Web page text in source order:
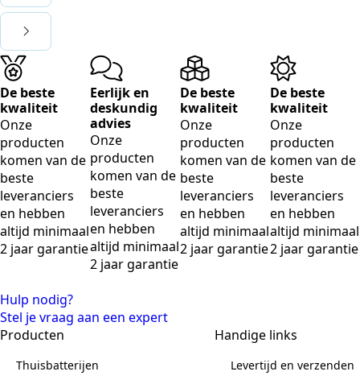
De beste
kwaliteit
Onze
producten
komen van de
beste
leveranciers
en hebben
altijd minimaal
2 jaar garantie
Eerlijk en
deskundig
advies
Onze
producten
komen van de
beste
leveranciers
en hebben
altijd minimaal
2 jaar garantie
De beste
kwaliteit
Onze
producten
komen van de
beste
leveranciers
en hebben
altijd minimaal
2 jaar garantie
De beste
kwaliteit
Onze
producten
komen van de
beste
leveranciers
en hebben
altijd minimaal
2 jaar garantie
Hulp nodig?
Stel je vraag aan een expert
Producten
Thuisbatterijen
Handige links
Levertijd en verzenden